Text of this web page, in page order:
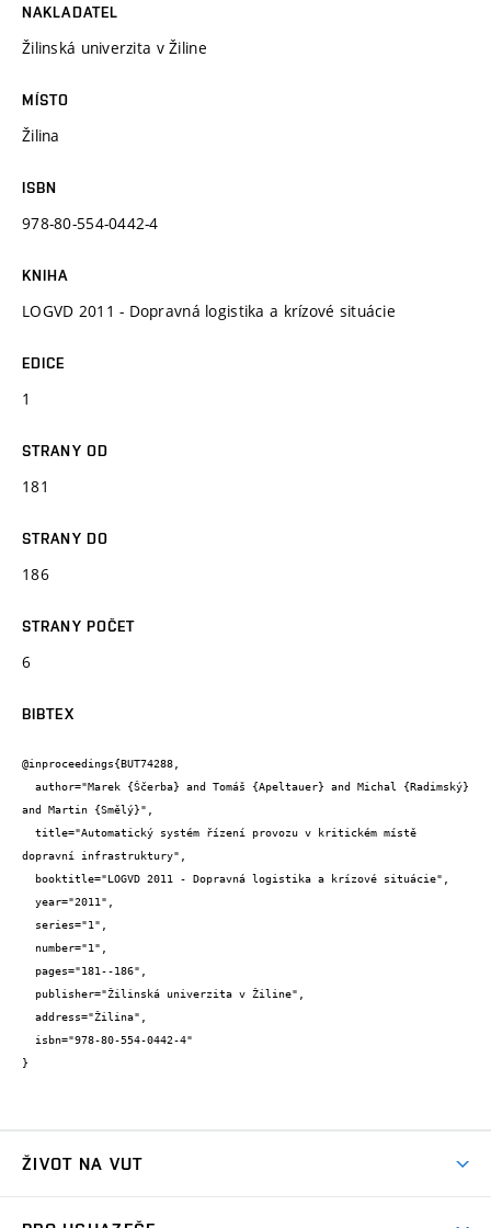
NAKLADATEL
Žilinská univerzita v Žiline
MÍSTO
Žilina
ISBN
978-80-554-0442-4
KNIHA
LOGVD 2011 - Dopravná logistika a krízové situácie
EDICE
1
STRANY OD
181
STRANY DO
186
STRANY POČET
6
BIBTEX
@inproceedings{BUT74288,
and Martin {Smělý}",
dopravní infrastruktury",
}
ŽIVOT NA VUT